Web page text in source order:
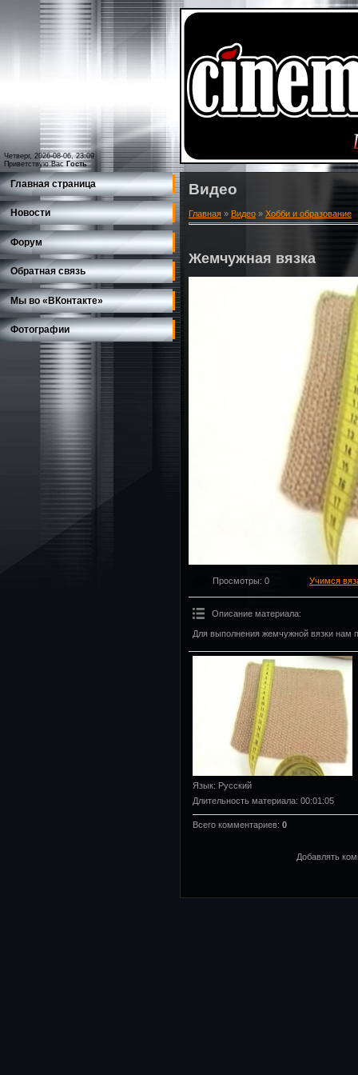
Четверг, 2026-08-06, 23:09
Приветствую Вас Гость
Главная страница
Новости
Форум
Обратная связь
Мы во «ВКонтакте»
Фотографии
Видео
Главная » Видео » Хобби и образование
Жемчужная вязка
Просмотры: 0 Учимся
Описание материала:
Для выполнения жемчужной вязки нам
Язык: Русский
Длительность материала: 00:01:05
Всего комментариев: 0
Добавлять